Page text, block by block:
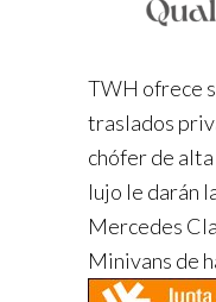
TWH ofrece
traslados
chófer de
lujo le darán
Mercedes
Minivans de